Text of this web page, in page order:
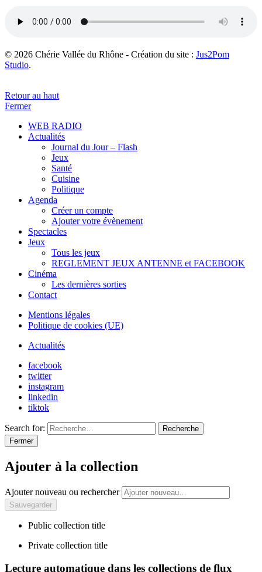
© 2026 Chérie Vallée du Rhône - Création du site : Jus2Pom
Studio.
Retour au haut
Fermer
WEB RADIO
Actualités
Journal du Jour – Flash
Jeux
Santé
Cuisine
Politique
Agenda
Créer un compte
Ajouter votre évènement
Spectacles
Jeux
Tous les jeux
REGLEMENT JEUX ANTENNE et FACEBOOK
Cinéma
Les dernières sorties
Contact
Mentions légales
Politique de cookies (UE)
Actualités
facebook
twitter
instagram
linkedin
tiktok
Search for:
Recherche
Fermer
Ajouter à la collection
Ajouter nouveau ou rechercher
Public collection title
Private collection title
Lecture automatique dans les collections de flux